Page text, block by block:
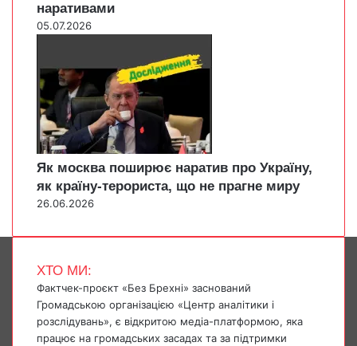
наративами
05.07.2026
Як москва поширює наратив про Україну,
як країну-терориста, що не прагне миру
26.06.2026
ХТО МИ:
Фактчек-проєкт «Без Брехні» заснований
Громадською організацією «Центр аналітики і
розслідувань», є відкритою медіа-платформою, яка
працює на громадських засадах та за підтримки